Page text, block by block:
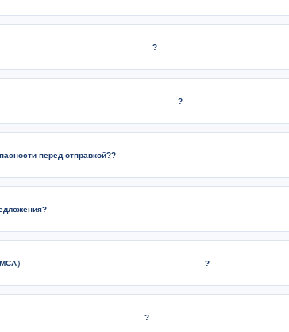
?
?
перед отправкой??
） ?
?